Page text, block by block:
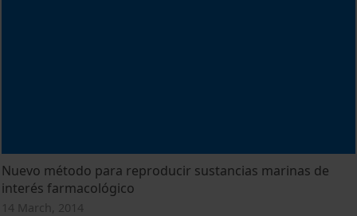
Nuevo método para reproducir sustancias marinas de
interés farmacológico
14 March, 2014